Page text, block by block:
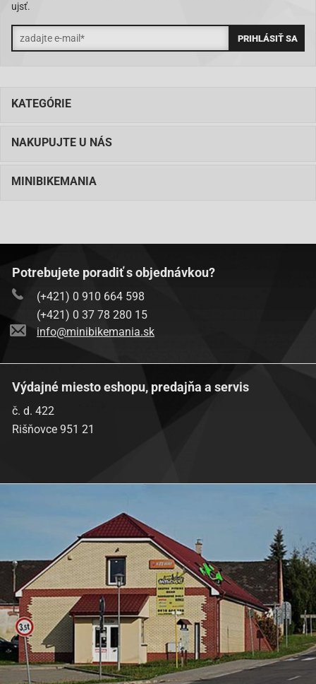
ujsť.
KATEGÓRIE
NAKUPUJTE U NÁS
MINIBIKEMANIA
Potrebujete poradiť s objednávkou?
(+421) 0 910 664 598
(+421) 0 37 78 280 15
info@minibikemania.sk
Výdajné miesto eshopu, predajňa a servis
č. d. 422
Rišňovce 951 21